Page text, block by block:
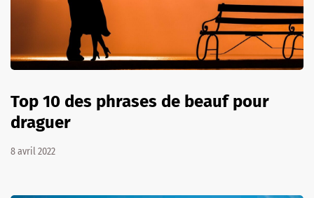
Top 10 des phrases de beauf pour
draguer
8 avril 2022